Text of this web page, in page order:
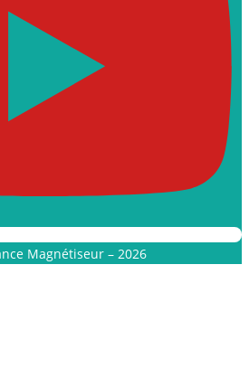
Magnétiseur – 2026